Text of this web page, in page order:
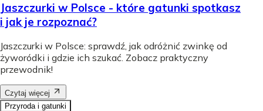
Jaszczurki w Polsce - które gatunki spotkasz
i jak je rozpoznać?
Jaszczurki w Polsce: sprawdź, jak odróżnić zwinkę od
żyworódki i gdzie ich szukać. Zobacz praktyczny
przewodnik!
Czytaj więcej
Przyroda i gatunki